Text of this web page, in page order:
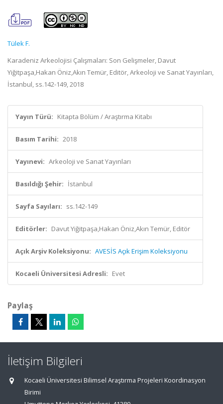
Tülek F.
Karadeniz Arkeolojisi Çalışmaları: Son Gelişmeler, Davut
Yiğitpaşa,Hakan Öniz,Akın Temür, Editör, Arkeoloji ve Sanat Yayınları,
İstanbul, ss.142-149, 2018
Yayın Türü: Kitapta Bölüm / Araştırma Kitabı
Basım Tarihi: 2018
Yayınevi: Arkeoloji ve Sanat Yayınları
Basıldığı Şehir: İstanbul
Sayfa Sayıları: ss.142-149
Editörler: Davut Yiğitpaşa,Hakan Öniz,Akın Temür, Editör
Açık Arşiv Koleksiyonu: AVESİS Açık Erişim Koleksiyonu
Kocaeli Üniversitesi Adresli: Evet
Paylaş
İletişim Bilgileri
Kocaeli Üniversitesi Bilimsel Araştırma Projeleri Koordinasyon
Birimi